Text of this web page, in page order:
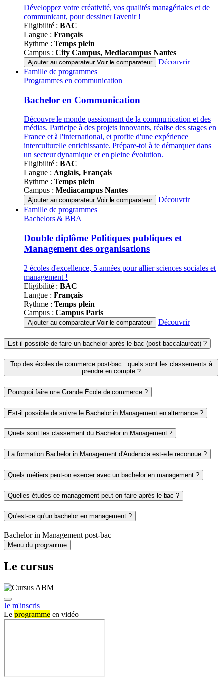
Développez votre créativité, vos qualités managériales et de
communicant, pour dessiner l'avenir !
Eligibilité : BAC
Langue : Français
Rythme : Temps plein
Campus : City Campus, Mediacampus Nantes
Ajouter au comparateur Voir le comparateur
Découvrir
Famille de programmes
Programmes en communication
Bachelor en Communication
Découvre le monde passionnant de la communication et des
médias. Participe à des projets innovants, réalise des stages en
France et à l'international, et profite d'une expérience
interculturelle enrichissante. Prépare-toi à te démarquer dans
un secteur dynamique et en pleine évolution.
Eligibilité : BAC
Langue : Anglais, Français
Rythme : Temps plein
Campus : Mediacampus Nantes
Ajouter au comparateur Voir le comparateur
Découvrir
Famille de programmes
Bachelors & BBA
Double diplôme Politiques publiques et
Management des organisations
2 écoles d'excellence, 5 années pour allier sciences sociales et
management !
Eligibilité : BAC
Langue : Français
Rythme : Temps plein
Campus : Campus Paris
Ajouter au comparateur Voir le comparateur Découvrir
Est-il possible de faire un bachelor après le bac (post-baccalauréat) ?
Top des écoles de commerce post-bac : quels sont les classements à
prendre en compte ?
Pourquoi faire une Grande École de commerce ?
Est-il possible de suivre le Bachelor in Management en alternance ?
Quels sont les classement du Bachelor in Management ?
La formation Bachelor in Management d'Audencia est-elle reconnue ?
Quels métiers peut-on exercer avec un bachelor en management ?
Quelles études de management peut-on faire après le bac ?
Qu'est-ce qu'un bachelor en management ?
Bachelor in Management post-bac
Menu du programme
Le cursus
Je m'inscris
Le programme en vidéo